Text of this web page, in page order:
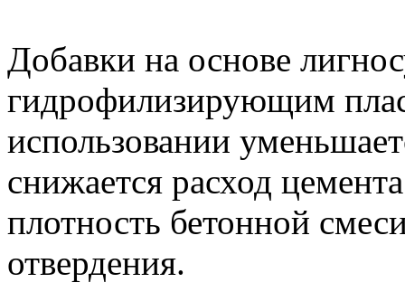
Добавки на основе
гидрофилизирующим
использовании
снижается расход
плотность бетонной
отвердения.